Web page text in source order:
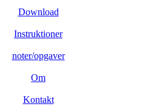
Download
Instruktioner
noter/opgaver
Om
Kontakt